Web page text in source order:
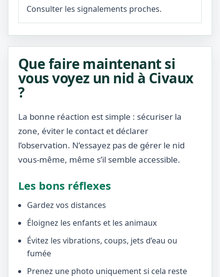
Consulter les signalements proches.
Que faire maintenant si
vous voyez un nid à Civaux
?
La bonne réaction est simple : sécuriser la
zone, éviter le contact et déclarer
l’observation. N’essayez pas de gérer le nid
vous-même, même s’il semble accessible.
Les bons réflexes
Gardez vos distances
Éloignez les enfants et les animaux
Évitez les vibrations, coups, jets d’eau ou
fumée
Prenez une photo uniquement si cela reste